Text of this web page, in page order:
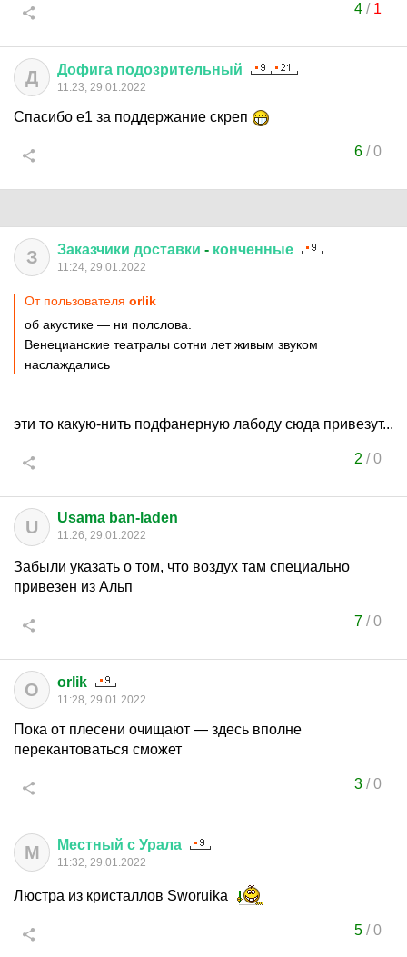
4/ 1
Д Дофига подозрительный
11:23, 29.01.2022
Спасибо е1 за поддержание скреп
6/0
З Заказчики доставки - конченные
11:24, 29.01.2022
От пользователя orlik
об акустике — ни полслова.
Венецианские театралы сотни лет живым звуком
наслаждались
эти то какую-нить подфанерную лабоду сюда привезут...
2 /0
U Usama ban-laden
11:26, 29.01.2022
Забыли указать о том, что воздух там специально
привезен из Альп
7/0
O orlik
11:28, 29.01.2022
Пока от плесени очищают — здесь вполне
перекантоваться сможет
3/0
М Местный с Урала
11:32, 29.01.2022
Люстра из кристаллов Sworuika
5/0